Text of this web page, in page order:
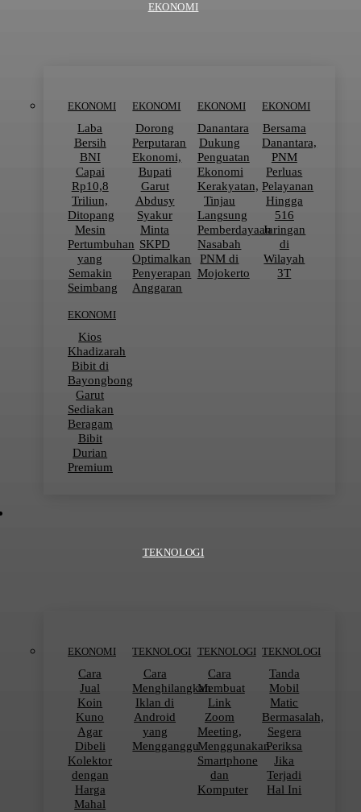
EKONOMI
EKONOMI
Laba
Bersih
BNI
Capai
Rp10,8
Triliun,
Ditopang
Mesin
Pertumbuhan
yang
Semakin
Seimbang
EKONOMI
Dorong
Perputaran
Ekonomi,
Bupati
Garut
Abdusy
Syakur
Minta
SKPD
Optimalkan
Penyerapan
Anggaran
EKONOMI
Danantara
Dukung
Penguatan
Ekonomi
Kerakyatan,
Tinjau
Langsung
Pemberdayaan
Nasabah
PNM di
Mojokerto
EKONOMI
Bersama
Danantara,
PNM
Perluas
Pelayanan
Hingga
516
Jaringan
di
Wilayah
3T
EKONOMI
Kios
Khadizarah
Bibit di
Bayongbong
Garut
Sediakan
Beragam
Bibit
Durian
Premium
TEKNOLOGI
EKONOMI
Cara
Jual
Koin
Kuno
Agar
Dibeli
Kolektor
dengan
Harga
Mahal
TEKNOLOGI
Cara
Menghilangkan
Iklan di
Android
yang
Mengganggu
TEKNOLOGI
Cara
Membuat
Link
Zoom
Meeting,
Menggunakan
Smartphone
dan
Komputer
TEKNOLOGI
Tanda
Mobil
Matic
Bermasalah,
Segera
Periksa
Jika
Terjadi
Hal Ini